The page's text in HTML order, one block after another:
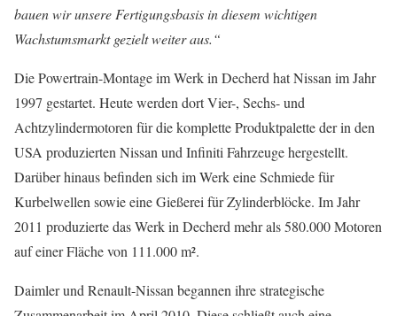
bauen wir unsere Fertigungsbasis in diesem wichtigen
Wachstumsmarkt gezielt weiter aus.“
Die Powertrain-Montage im Werk in Decherd hat Nissan im Jahr
1997 gestartet. Heute werden dort Vier-, Sechs- und
Achtzylindermotoren für die komplette Produktpalette der in den
USA produzierten Nissan und Infiniti Fahrzeuge hergestellt.
Darüber hinaus befinden sich im Werk eine Schmiede für
Kurbelwellen sowie eine Gießerei für Zylinderblöcke. Im Jahr
2011 produzierte das Werk in Decherd mehr als 580.000 Motoren
auf einer Fläche von 111.000 m².
Daimler und Renault-Nissan begannen ihre strategische